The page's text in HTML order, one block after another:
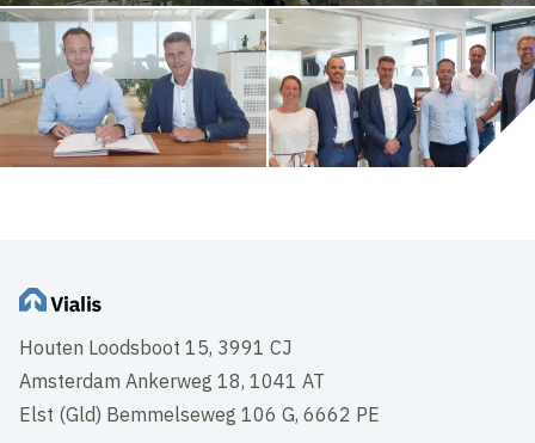
Houten Loodsboot 15, 3991 CJ
Amsterdam Ankerweg 18, 1041 AT
Elst (Gld) Bemmelseweg 106 G, 6662 PE